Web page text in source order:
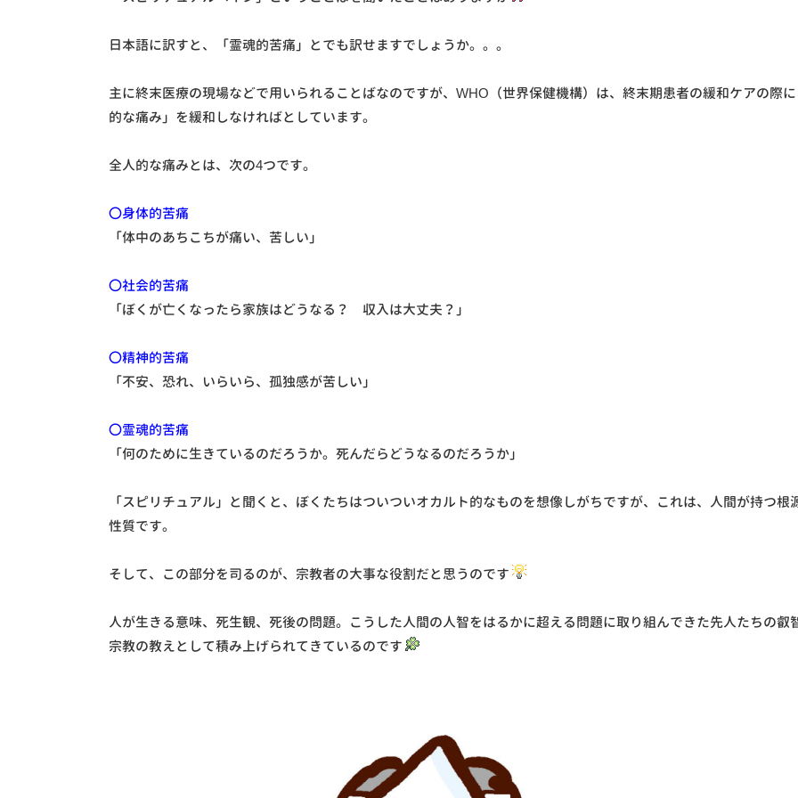
日本語に訳すと、「霊魂的苦痛」とでも訳せますでしょうか。。。
主に終末医療の現場などで用いられることばなのですが、WHO（世界保健機構）は、終末期患者の緩和ケアの際
的な痛み」を緩和しなければとしています。
全人的な痛みとは、次の4つです。
〇身体的苦痛
「体中のあちこちが痛い、苦しい」
〇社会的苦痛
「ぼくが亡くなったら家族はどうなる？ 収入は大丈夫？」
〇精神的苦痛
「不安、恐れ、いらいら、孤独感が苦しい」
〇霊魂的苦痛
「何のために生きているのだろうか。死んだらどうなるのだろうか」
「スピリチュアル」と聞くと、ぼくたちはついついオカルト的なものを想像しがちですが、これは、人間が持つ根
性質です。
そして、この部分を司るのが、宗教者の大事な役割だと思うのです
人が生きる意味、死生観、死後の問題。こうした人間の人智をはるかに超える問題に取り組んできた先人たちの叡
宗教の教えとして積み上げられてきているのです